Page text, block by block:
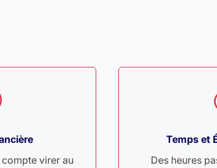
compte virer au
Temps et
Des heures